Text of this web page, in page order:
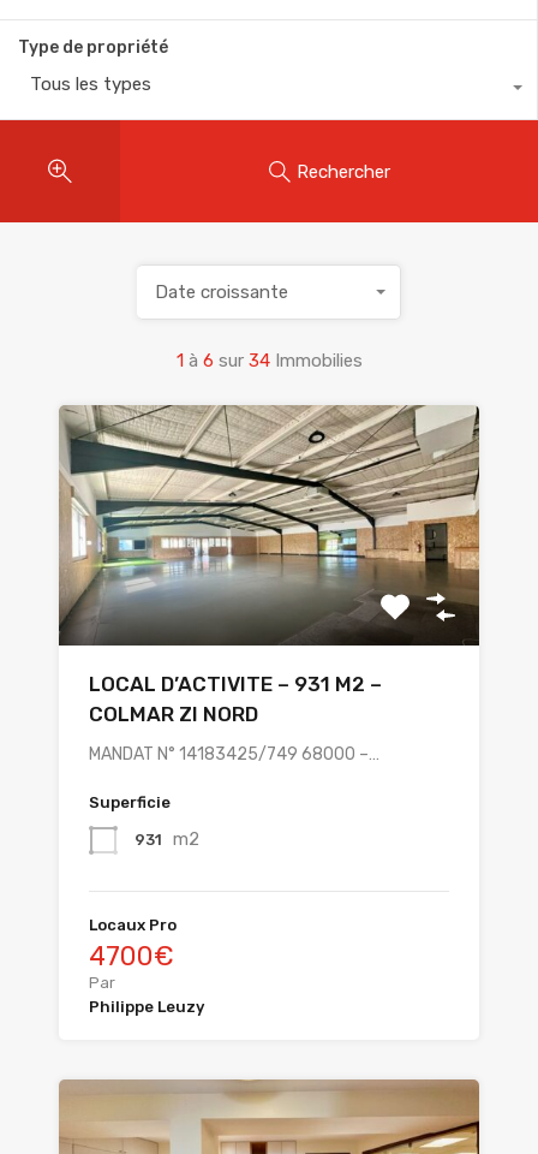
Type de propriété
Tous les types
Rechercher
1 à 6 sur 34 Immobilies
Date croissante
LOCAL D’ACTIVITE – 931 M2 –
COLMAR ZI NORD
MANDAT N° 14183425/749 68000 –…
Superficie
931 m2
Locaux Pro
4700€
Par
Philippe Leuzy